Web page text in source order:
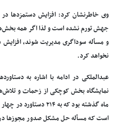
وی خاطرنشان کرد: افزایش دستمزدها
جهش تورم نشده است و لذا اگر همه بخش‌ها
و مسأله سوداگری مدیریت شوند، افزایش
نخواهد کرد.
عبدالملکی در ادامه با اشاره به
نمایشگاه بخش کوچکی از زحمات و
ماه گذشته بود که به
است که مسأله حل مشکل صدور مجوزها